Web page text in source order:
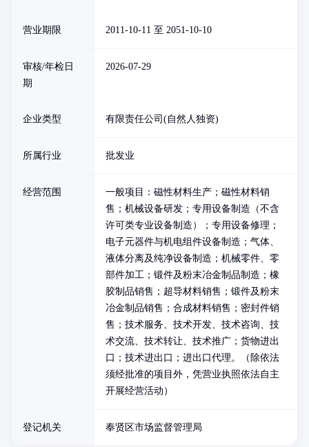
营业期限 2011-10-11 至 2051-10-10
审核/年检日
期
2026-07-29
企业类型 有限责任公司(自然人独资)
所属行业 批发业
经营范围
一般项目：磁性材料生产；磁性材料销
售；机械设备研发；专用设备制造（不含
许可类专业设备制造）；专用设备修理；
电子元器件与机电组件设备制造；气体、
液体分离及纯净设备制造；机械零件、零
部件加工；锻件及粉末冶金制品制造；橡
胶制品销售；超导材料销售；锻件及粉末
冶金制品销售；合成材料销售；密封件销
售；技术服务、技术开发、技术咨询、技
术交流、技术转让、技术推广；货物进出
口；技术进出口；进出口代理。（除依法
须经批准的项目外，凭营业执照依法自主
开展经营活动）
登记机关 奉贤区市场监督管理局